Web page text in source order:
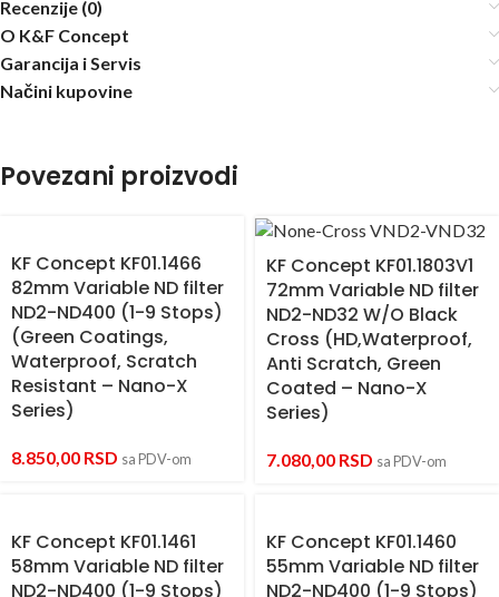
Recenzije (0)
O K&F Concept
Garancija i Servis
Načini kupovine
Povezani proizvodi
KF Concept KF01.1466
82mm Variable ND filter
ND2-ND400 (1-9 Stops)
(Green Coatings,
Waterproof, Scratch
Resistant – Nano-X
Series)
8.850,00 RSD sa PDV-om
KF Concept KF01.1803V1
72mm Variable ND filter
ND2-ND32 W/O Black
Cross (HD,Waterproof,
Anti Scratch, Green
Coated – Nano-X
Series)
7.080,00 RSD sa PDV-om
KF Concept KF01.1461
58mm Variable ND filter
ND2-ND400 (1-9 Stops)
KF Concept KF01.1460
55mm Variable ND filter
ND2-ND400 (1-9 Stops)